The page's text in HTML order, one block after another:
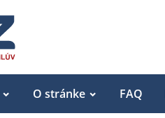
O stránke FAQ